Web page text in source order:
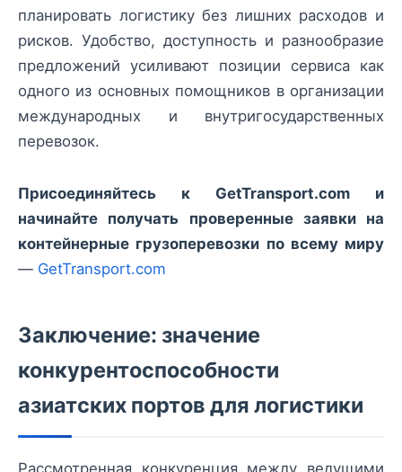
планировать логистику без лишних расходов и
рисков. Удобство, доступность и разнообразие
предложений усиливают позиции сервиса как
одного из основных помощников в организации
международных и внутригосударственных
перевозок.
Присоединяйтесь к GetTransport.com и
начинайте получать проверенные заявки на
контейнерные грузоперевозки по всему миру
— GetTransport.com
Заключение: значение
конкурентоспособности
азиатских портов для логистики